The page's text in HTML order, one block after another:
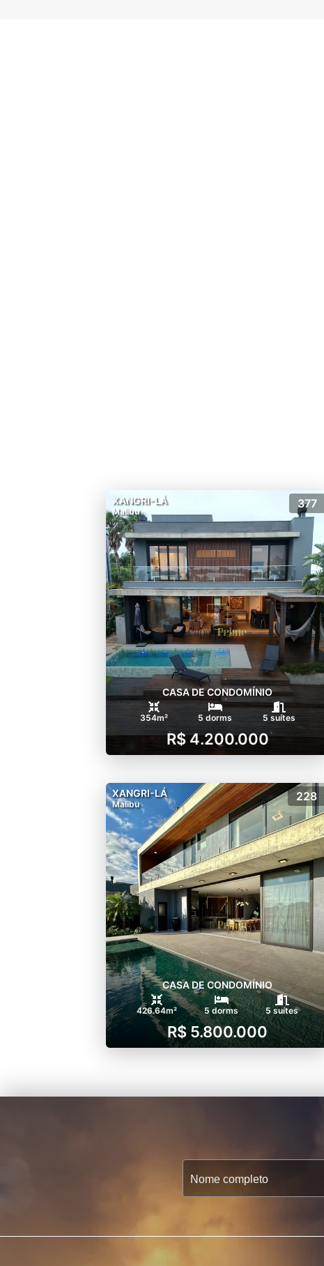
XANGRI-LÁ
Malibu
377
CASA DE CONDOMÍNIO
354m² 5 dorms 5 suítes
R$ 4.200.000
XANGRI-LÁ
Malibu
228
CASA DE CONDOMÍNIO
426.64m² 5 dorms 5 suítes
R$ 5.800.000